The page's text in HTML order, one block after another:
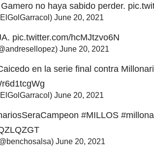
no haya sabido perder.
June 20, 2021
pic.twitter.com/hcMJtzvo6N
June 20, 2021
en la serie final contra
June 20, 2021
#MILLOS
June 20, 2021